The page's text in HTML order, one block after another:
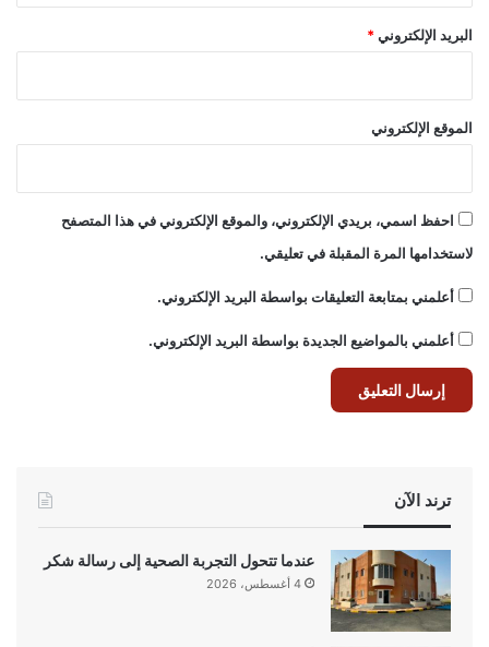
البريد الإلكتروني*
الموقع الإلكتروني
احفظ اسمي، بريدي الإلكتروني، والموقع الإلكتروني في هذا المتصفح
لاستخدامها المرة المقبلة في تعليقي.
أعلمني بمتابعة التعليقات بواسطة البريد الإلكتروني.
أعلمني بالمواضيع الجديدة بواسطة البريد الإلكتروني.
ترند الآن
عندما تتحول التجربة الصحية إلى رسالة شكر
4 أغسطس، 2026